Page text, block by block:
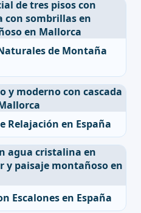
de Montaña
Relajación en España
Escalones en España